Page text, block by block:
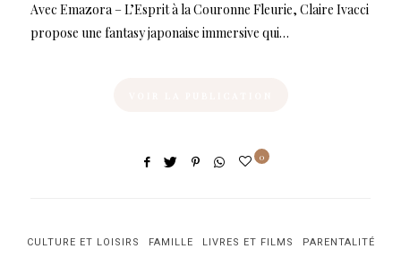
Avec Emazora – L’Esprit à la Couronne Fleurie, Claire Ivacci
propose une fantasy japonaise immersive qui…
0
CULTURE ET LOISIRS FAMILLE LIVRES ET FILMS PARENTALITÉ